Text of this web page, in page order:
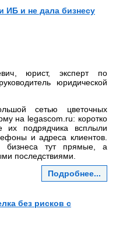
ИБ и не дала бизнесу
юрист, эксперт по
юридической
сетью цветочных
на legascom.ru: коротко
их подрядчика всплыли
и адреса клиентов.
бизнеса тут прямые, а
последствиями.
Подробнее...
без рисков с